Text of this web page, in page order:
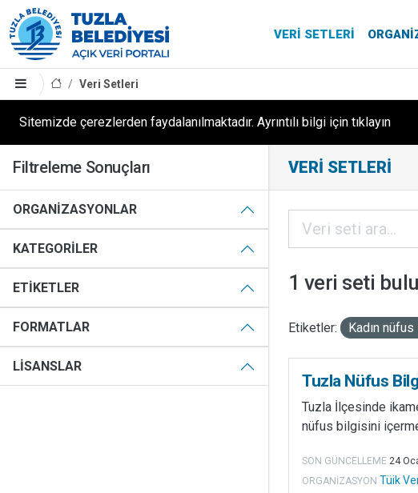
VERI SETLERI
Veri Setleri
Sitemizde çerezlerden faydalanılmaktadır. Ayrıntılı bilgi için tıklayın
Filtreleme Sonuçları
ORGANIZASYONLAR
KATEGORILER
ETIKETLER
FORMATLAR
LISANSLAR
VERI SETLERI
1 veri seti
Etiketler: Kadın nüfus
Tuzla Nüfus
Tuzla İlçesinde
nüfus bilgisini
SON GÜNCELLEME 24
ORGANIZASYON Tüik